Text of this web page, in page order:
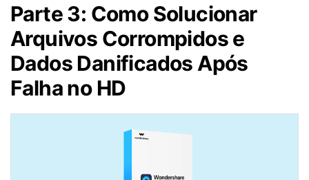
Parte 3: Como Solucionar
Arquivos Corrompidos e
Dados Danificados Após
Falha no HD